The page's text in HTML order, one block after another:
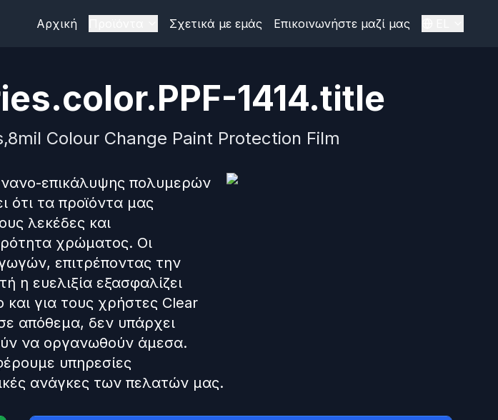
Αρχική Σχετικά με εμάς Επικοινωνήστε μαζί μας
1414.title
Colour Change Paint Protection Film
νανο-επικάλυψης πολυμερών
ότι τα προϊόντα μας
λεκέδες και
χρώματος. Οι
επιτρέποντας την
η ευελιξία εξασφαλίζει
για τους χρήστες Clear
απόθεμα, δεν υπάρχει
να οργανωθούν άμεσα.
υπηρεσίες
ανάγκες των πελατών μας.